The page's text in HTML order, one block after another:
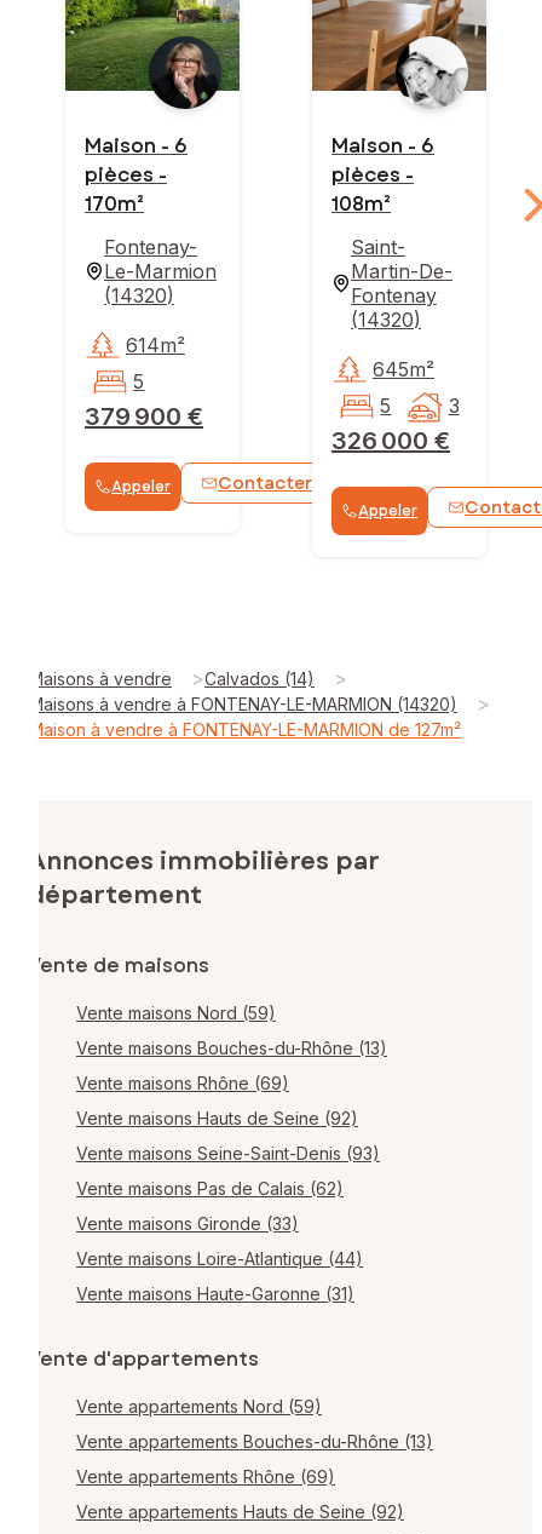
Maison - 6
pièces -
170m²
Fontenay-
Le-Marmion
(14320)
379 900 €
614m²
5
Appeler Contacter WhatsApp
Maison - 6
pièces -
108m²
Saint-
Martin-De-
Fontenay
(14320)
326 000 €
645m²
5
3
Appeler
Maisons à vendre >Calvados (14) >
Maisons à vendre à FONTENAY-LE-MARMION (14320) >
Maison à vendre à FONTENAY-LE-MARMION de 127m²
Annonces immobilières par
département
Vente de maisons
Vente maisons Nord (59)
Vente maisons Bouches-du-Rhône (13)
Vente maisons Rhône (69)
Vente maisons Hauts de Seine (92)
Vente maisons Seine-Saint-Denis (93)
Vente maisons Pas de Calais (62)
Vente maisons Gironde (33)
Vente maisons Loire-Atlantique (44)
Vente maisons Haute-Garonne (31)
Vente d'appartements
Vente appartements Nord (59)
Vente appartements Bouches-du-Rhône (13)
Vente appartements Rhône (69)
Vente appartements Hauts de Seine (92)